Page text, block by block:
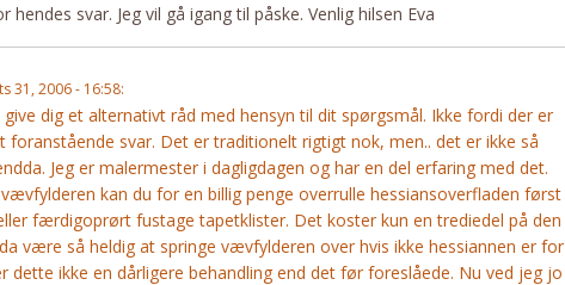
hendes svar. Jeg vil gå igang til påske. Venlig hilsen Eva
31, 2006 - 16:58:
give dig et alternativt råd med hensyn til dit spørgsmål. Ikke fordi der er
foranstående svar. Det er traditionelt rigtigt nok, men.. det er ikke så
Jeg er malermester i dagligdagen og har en del erfaring med det.
kan du for en billig penge overrulle hessiansoverfladen først
færdigoprørt fustage tapetklister. Det koster kun en trediedel på den
være så heldig at springe vævfylderen over hvis ikke hessiannen er for
dette ikke en dårligere behandling end det før foreslåede. Nu ved jeg jo